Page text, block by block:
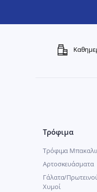
Τρόφιμα
Τρόφιμα
Αρτοσκευάσματα
Γάλατα/
Χυμοί